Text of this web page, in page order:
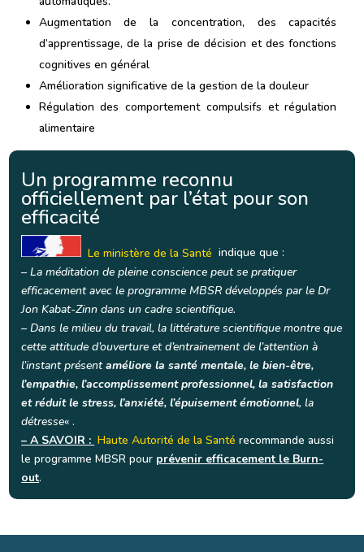
Augmentation de la concentration, des capacités
d’apprentissage, de la prise de décision et des fonctions
cognitives en général
Amélioration significative de la gestion de la douleur
Régulation des comportement compulsifs et régulation
alimentaire
Un programme reconnu
officiellement par l’état pour son
efficacité
Le ministère de la Santé indique que :
– La méditation de pleine conscience peut se pratiquer
efficacement avec le programme MBSR développés par le Dr
Jon Kabat-Zinn dans un cadre scientifique.
–Dans le milieu du travail, la littérature scientifique montre que
cette attitude d’ouverture et d’entrainement de l’attention à
l’instant présentaméliore la santé mentale, le bien-être,
l’empathie, l’accomplissement professionnel, la satisfaction
et réduit le stress, l’anxiété, l’épuisement émotionnel, la
détresse« .
– A SAVOIR : Haute Autorité de la Santérecommande aussi
le programme MBSR pour prévenir efficacement le Burn-
out.